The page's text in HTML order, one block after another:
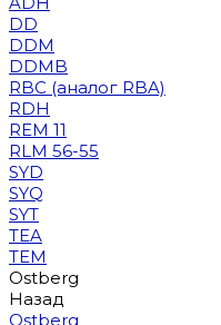
DD
DDM
DDMB
RBC (аналог RBA)
RDH
REM 11
RLM 56-55
SYD
SYQ
SYT
TEA
TEM
Ostberg
Назад
Ostberg